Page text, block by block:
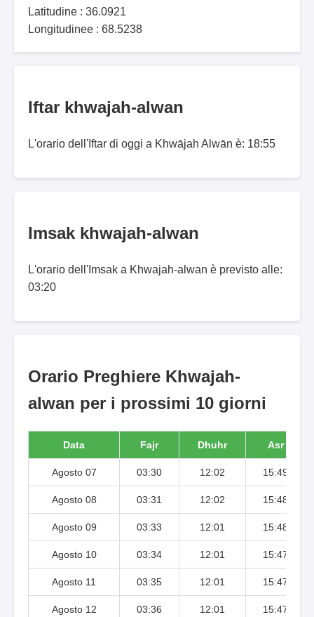
Latitudine : 36.0921
Longitudinee : 68.5238
Iftar khwajah-alwan
L'orario dell'Iftar di oggi a Khwājah Alwān è: 18:55
Imsak khwajah-alwan
L'orario dell'Imsak a Khwajah-alwan è previsto alle:
03:20
Orario Preghiere Khwajah-
alwan per i prossimi 10 giorni
Data Fajr Dhuhr Asr
Agosto 07 03:30 12:02 15:49
Agosto 08 03:31 12:02 15:48
Agosto 09 03:33 12:01 15:48
Agosto 10 03:34 12:01 15:47
Agosto 11 03:35 12:01 15:47
Agosto 12 03:36 12:01 15:47